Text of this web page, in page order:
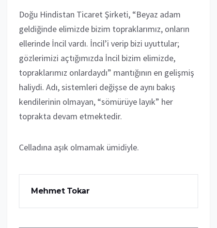
Doğu Hindistan Ticaret Şirketi, “Beyaz adam
geldiğinde elimizde bizim topraklarımız, onların
ellerinde İncil vardı. İncil’i verip bizi uyuttular;
gözlerimizi açtığımızda İncil bizim elimizde,
topraklarımız onlardaydı” mantığının en gelişmiş
haliydi. Adı, sistemleri değişse de aynı bakış
kendilerinin olmayan, “sömürüye layık” her
toprakta devam etmektedir.
Celladına aşık olmamak ümidiyle.
Mehmet Tokar